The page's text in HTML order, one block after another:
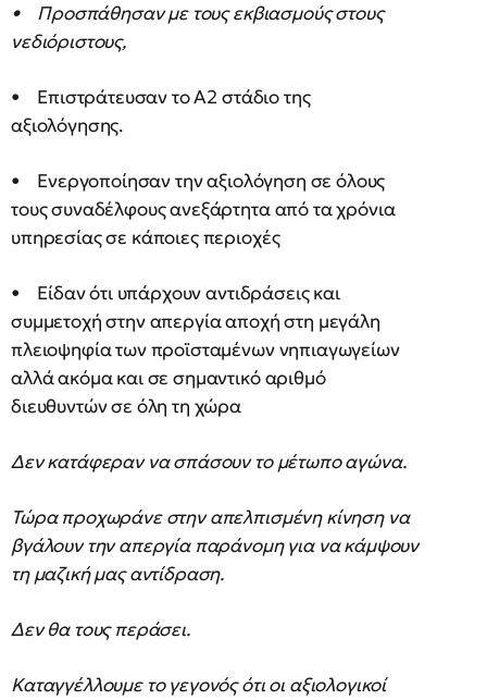
• Προσπάθησαν με τους εκβιασμούς στους
νεδιόριστους,
• Επιστράτευσαν το Α2 στάδιο της
αξιολόγησης.
• Ενεργοποίησαν την αξιολόγηση σε όλους
τους συναδέλφους ανεξάρτητα από τα χρόνια
υπηρεσίας σε κάποιες περιοχές
• Είδαν ότι υπάρχουν αντιδράσεις και
συμμετοχή στην απεργία αποχή στη μεγάλη
πλειοψηφία των προϊσταμένων νηπιαγωγείων
αλλά ακόμα και σε σημαντικό αριθμό
διευθυντών σε όλη τη χώρα
Δεν κατάφεραν να σπάσουν το μέτωπο αγώνα.
Τώρα προχωράνε στην απελπισμένη κίνηση να
βγάλουν την απεργία παράνομη για να κάμψουν
τη μαζική μας αντίδραση.
Δεν θα τους περάσει.
Καταγγέλλουμε το γεγονός ότι οι αξιολογικοί